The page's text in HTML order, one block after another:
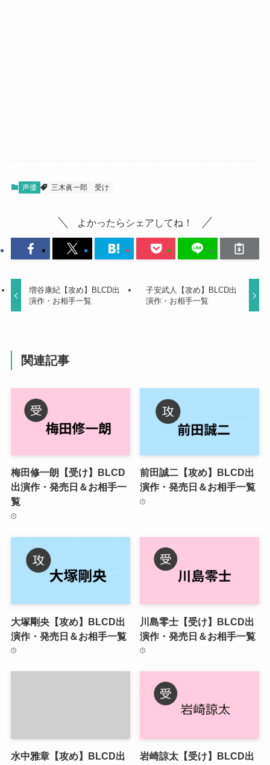
声優 三木眞一郎 受け
よかったらシェアしてね！
増谷康紀【攻め】BLCD出
演作・お相手一覧
子安武人【攻め】BLCD出
演作・お相手一覧
関連記事
梅田修一朗【受け】BLCD
出演作・発売日＆お相手一
覧
前田誠二【攻め】BLCD出
演作・発売日＆お相手一覧
大塚剛央【攻め】BLCD出
演作・発売日＆お相手一覧
川島零士【受け】BLCD出
演作・発売日＆お相手一覧
水中雅章【攻め】BLCD出
岩崎諒太【受け】BLCD出